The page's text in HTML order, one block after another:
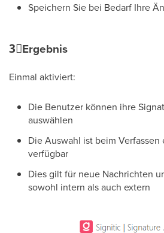
Speichern Sie bei Bedarf Ihre
3⃣Ergebnis
Einmal aktiviert:
Die Benutzer können ihre
auswählen
Die Auswahl ist beim Verfassen
verfügbar
Dies gilt für neue Nachrichten
sowohl intern als auch extern